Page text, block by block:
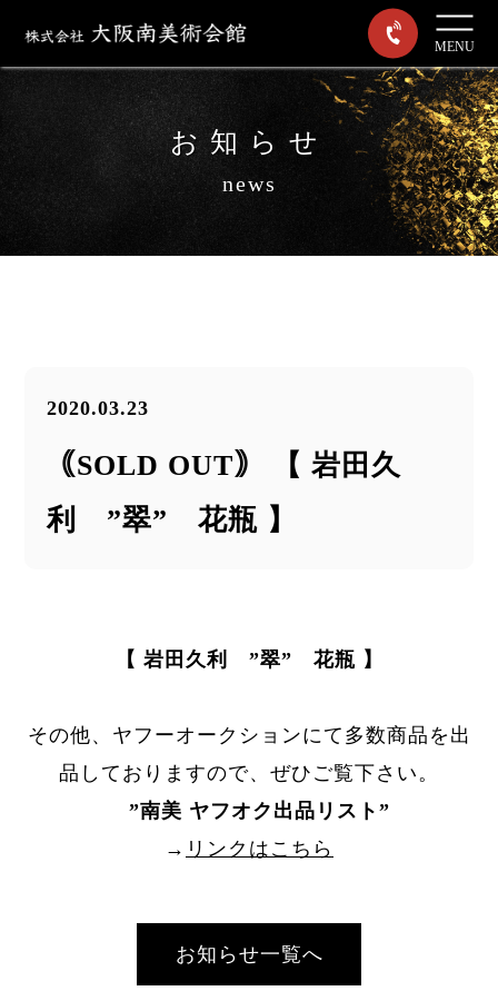
MENU
お知らせ
news
2020.03.23
｟SOLD OUT｠ 【 岩田久
利 ”翠” 花瓶 】
【 岩田久利 ”翠” 花瓶 】
その他、ヤフーオークションにて多数商品を出
品しておりますので、ぜひご覧下さい。
”南美 ヤフオク出品リスト ”
→ リンクはこちら
お知らせ一覧へ